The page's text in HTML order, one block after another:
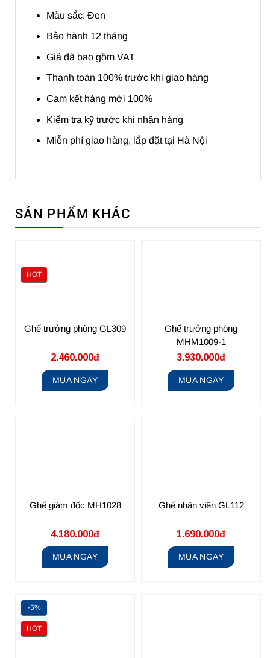
Màu sắc: Đen
Bảo hành 12 tháng
Giá đã bao gồm VAT
Thanh toán 100% trước khi giao hàng
Cam kết hàng mới 100%
Kiểm tra kỹ trước khi nhận hàng
Miễn phí giao hàng, lắp đặt tại Hà Nội
SẢN PHẨM KHÁC
HOT
Ghế trưởng phòng GL309
2.460.000đ
MUA NGAY
Ghế trưởng phòng
MHM1009-1
3.930.000đ
MUA NGAY
Ghế giám đốc MH1028
4.180.000đ
MUA NGAY
Ghế nhân viên GL112
1.690.000đ
MUA NGAY
-5%
HOT